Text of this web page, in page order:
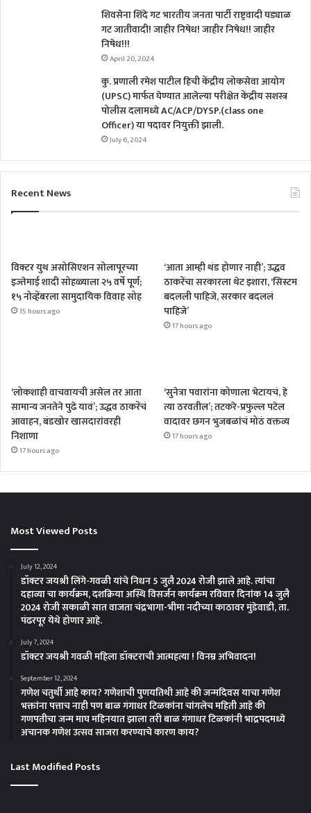
शिवसेना शिंदे गट भारतीय जनता पार्टी राष्ट्रवादी घड्याळ
गट जातीवादी! जाहीर निषेध! जाहीर निषेध!! जाहीर
निषेध!!!
April 20, 2024
कु. प्रणाली रमेश पाटील हिची केंद्रीय लोकसेवा आयोग
(UPSC) मार्फत घेण्यात आलेल्या परीक्षेत केंद्रीय सशस्त्र
पोलीस दलामध्ये AC/ACP/DYSP.(class one
Officer) या पदावर नियुक्ती झाली.
July 6, 2024
Recent News
विक्टर युथ असोसिएशन सोलापूरच्या
इज्तेमाई शादी सोहळ्याला २५ वर्षे पूर्ण;
१५ नोव्हेंबरला सामुदायिक विवाह सोह
15 hours ago
‘आता आम्ही थंड होणार नाही’; उद्धव
ठाकरेंचा सरकारला थेट इशारा, ‘सिस्टम
बदलली पाहिजे, सरकार बदललं
पाहिजे’
17 hours ago
‘लोकशाही वाचवायची असेल तर आता
सामान्य जनतेने पुढे यावं’; उद्धव ठाकरेंचं
आवाहन, बंडखोर खासदारांवरही
निशाणा
17 hours ago
‘सुनेत्रा पवारांना कोणाला भेटायचं, हे
त्या ठरवतील’; तटकरे-प्रफुल्ल पटेल
वादावर छगन भुजबळांचं मोठं वक्तव्य
17 hours ago
Most Viewed Posts
July 12, 2024
डॉक्टर जयश्री लिंगे-गवळी यांचे निधन 5 जुलै 2024 रोजी झाले आहे. त्यांचा
दहाव्या चा कार्यक्रम, दशक्रिया अस्थि विसर्जन कार्यक्रम रविवार दिनांक 14 जुलै
2024 रोजी सकाळी सात वाजता चंद्रभागा-भीमा नदीच्या काठावर मुंडेवाडी, ता.
पंढरपूर येथे होणार आहे.
July 7, 2024
डॉक्टर जयश्री गवळी महिला डॉक्टराची आत्महत्या ! विनम्र अभिवादन!
September 12, 2024
गणेश चतुर्थी आहे काय? गणेशाची पुणयतिथी आहे की जन्मदिवस याचा गणेश
भक्तांना पत्ताच नाही पण बाळ गंगाधर टिळकांना चांगलेच महिती आहे की
गणपतीचा जन्म माघ महिनयात झाला तरी बाळ गंगाधर टिळकांनी भाद्रपदमध्ये
अचानक गणेश उत्सव साजरा करण्याचे कारण काय?
Last Modified Posts